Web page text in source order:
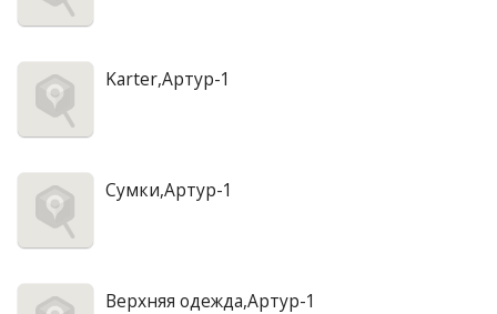
Karter,Артур-1
Сумки,Артур-1
Верхняя одежда,Артур-1